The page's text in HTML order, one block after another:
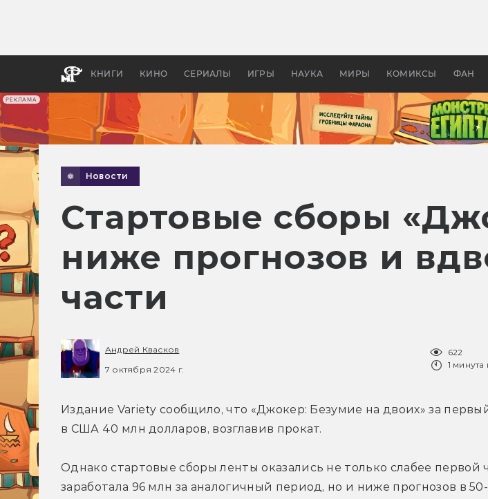
РЕКЛАМА
КНИГИ КИНО СЕРИАЛЫ ИГРЫ НАУКА МИРЫ КОМИКСЫ ФАН
апокалипсис, в России —
Новости
Стартовые сборы
ниже прогнозов и
части
Андрей Квасков
7 октября 2024 г.
622
1 минута
Издание Variety сообщило, что «Джокер: Безумие на двоих» за
в США 40 млн долларов, возглавив прокат.
Однако стартовые сборы ленты оказались не только слабее первой
заработала 96 млн за аналогичный период, но и ниже прогнозов в